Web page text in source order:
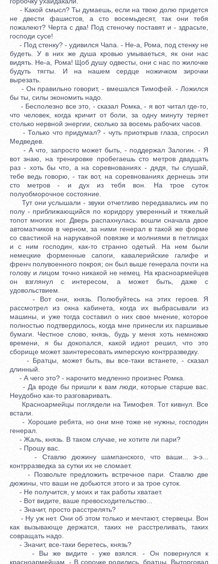
- Какой смысл? Ты думаешь, если на твою долю придется
не двести фашистов, а сто восемьдесят, так они тебя
пожалеют? Черта с два! Под стеночку поставят и - здрасьте,
господи сусе!
- Под стенку? - удивился Чапа. - Не-а, Рома, под стенку не
будеть. У в них же душа кровью умываеться, як они нас
видять. Не-а, Рома! Щоб душу одвесты, они с нас по жилочке
будуть тягты. И на нашем сердце ножичком зирочки
вырезать.
- Он правильно говорит, - вмешался Тимофей. - Ложился
бы ты, силы экономить надо.
- Бесполезно все это, - сказал Ромка, - я вот читал где-то,
что человек, когда кричит от боли, за одну минуту теряет
столько нервной энергии, сколько за восемь рабочих часов.
- Только что придумал? - чуть приоткрыв глаза, спросил
Медведев.
- А что, запросто может быть, - поддержал Залогин. - Я
вот знаю, на тренировке пробегаешь сто метров двадцать
раз - хоть бы что, а на соревнованиях - дядя, ты слушай,
тебе ведь говорю, - так вот, на соревнованиях дернешь эти
сто метров - и дух из тебя вон. На трое суток
полуобморочное состояние.
Тут они услышали - звуки отчетливо передавались им по
полу - приближающийся по коридору уверенный и тяжелый
топот многих ног. Дверь распахнулась: вошли сначала двое
автоматчиков в черном, за ними генерал в такой же форме
со свастикой на нарукавной повязке и молниями в петлицах
и с ним господин, как-то странно одетый. На нем были
немецкие форменные сапоги, кавалерийские галифе и
френч полувоенного покроя; он был выше генерала почти на
голову и лицом точно никакой не немец. На красноармейцев
он взглянул с интересом, а может быть, даже с
удовольствием.
- Вот они, князь. Полюбуйтесь на этих героев. Я
рассмотрел из окна кабинета, когда их выбрасывали из
машины, и уже тогда составил о них свое мнение, которое
полностью подтвердилось, когда мне принесли их паршивые
бумаги. Честное слово, князь, будь у меня хоть немножко
времени, я бы докопался, какой идиот решил, что это
сборище может заинтересовать имперскую контрразведку.
- Братцы, может быть, вы все-таки встанете, - сказал
длинный.
- А чего это? - нарочито медленно произнес Ромка.
- Да вроде бы пришли к вам люди, которые старше вас.
Неудобно как-то разговаривать.
Красноармейцы поглядели на Тимофея. Тот кивнул. Все
встали.
- Хорошие ребята, но они мне тоже не нужны, господин
генерал.
- Жаль, князь. В таком случае, не хотите ли пари?
- Прошу вас.
- Ставлю дюжину шампанского, что ваши... э-э...
контрразведка за сутки их не сломает.
- Позвольте предложить встречное пари. Ставлю две
дюжины, что ваши не добьются этого и за трое суток.
- Не получится, у моих и так работы хватает.
- Вот видите, ваше превосходительство...
- Значит, просто расстрелять?
- Ну уж нет. Они об этом только и мечтают, стервецы. Вон
как вызывающе держатся, таких не расстреливать, таких
совращать надо.
- Значит, все-таки беретесь, князь?
- Вы же видите - уже взялся. - Он повернулся к
красноармейцам. - В сорочке родились, братцы. Выторговал